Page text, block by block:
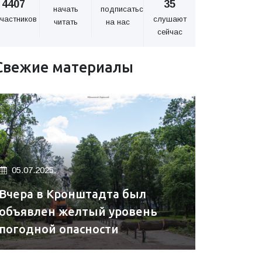
4407
начать
читать
подписаться
на нас
35
слушают
сейчас
материалы
05.07.2025.
в Кронштадта был
желтый уровень
опасности